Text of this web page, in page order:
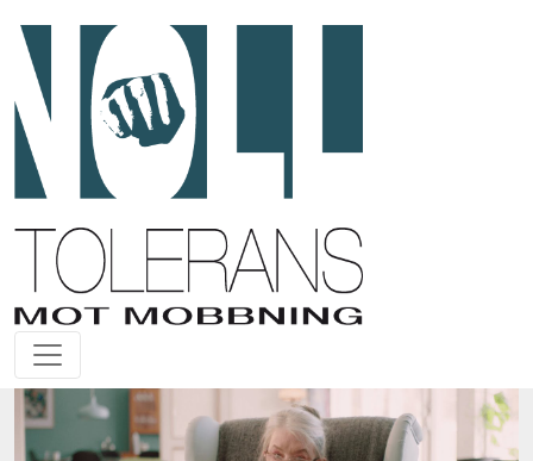
#ChillaMedOrden
– Kortfilm 3